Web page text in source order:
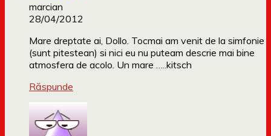
marcian
28/04/2012
Mare dreptate ai, Dollo. Tocmai am venit de la simfonie
(sunt pitestean) si nici eu nu puteam descrie mai bine
atmosfera de acolo. Un mare …..kitsch
Răspunde